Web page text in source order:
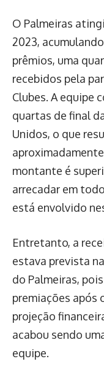
O Palmeiras
2023,
prêmios, uma
recebidos pela
Clubes. A equipe
quartas de final
Unidos, o que
montante é
arrecadar em
está envolvido
Entretanto, a
estava prevista
do Palmeiras,
premiações após
projeção
acabou sendo
equipe.